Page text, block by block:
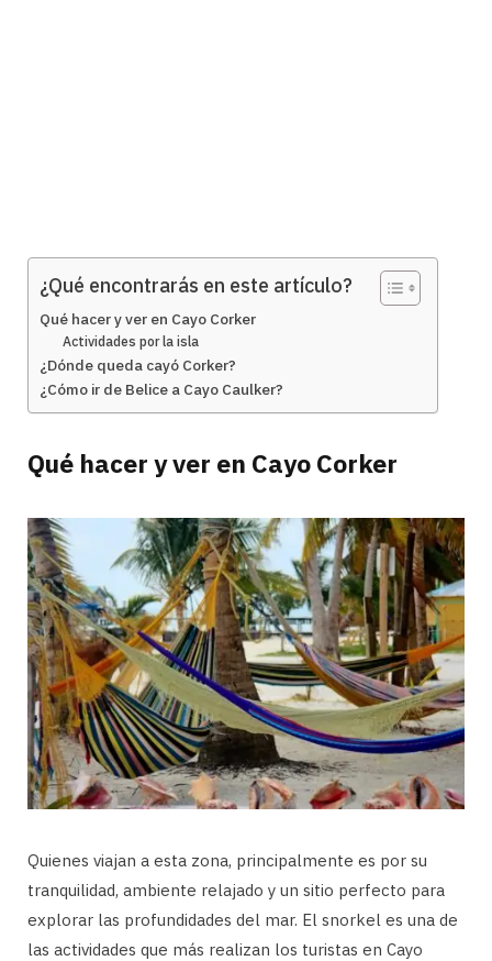
¿Qué encontrarás en este artículo?
Qué hacer y ver en Cayo Corker
Actividades por la isla
¿Dónde queda cayó Corker?
¿Cómo ir de Belice a Cayo Caulker?
Qué hacer y ver en Cayo Corker
Quienes viajan a esta zona, principalmente es por su
tranquilidad, ambiente relajado y un sitio perfecto para
explorar las profundidades del mar. El snorkel es una de
las actividades que más realizan los turistas en Cayo